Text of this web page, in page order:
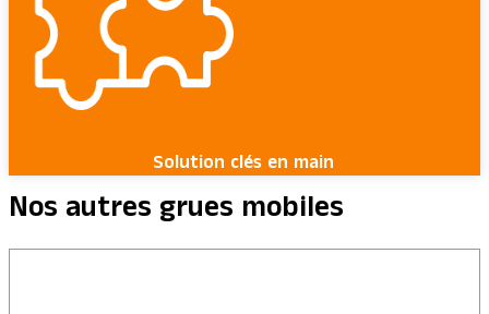
Solution clés en main
Nos autres grues mobiles